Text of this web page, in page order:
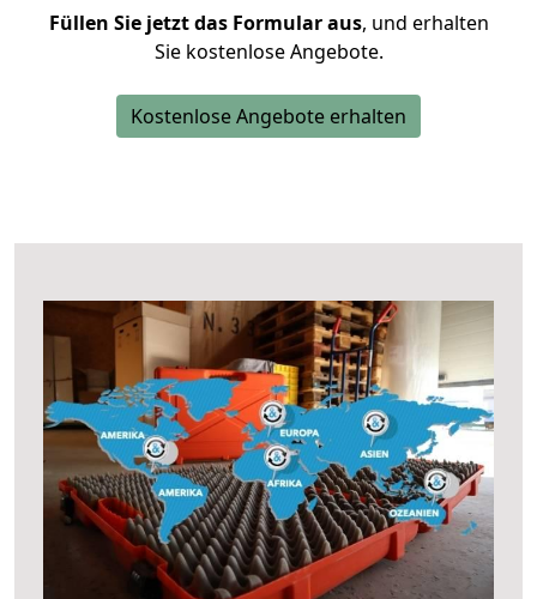
Füllen Sie jetzt das Formular aus, und erhalten
Sie kostenlose Angebote.
Kostenlose Angebote erhalten